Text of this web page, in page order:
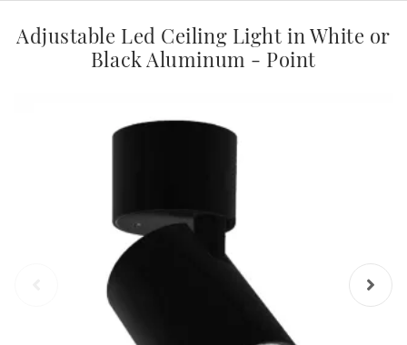
Adjustable Led Ceiling Light in White or
Black Aluminum - Point